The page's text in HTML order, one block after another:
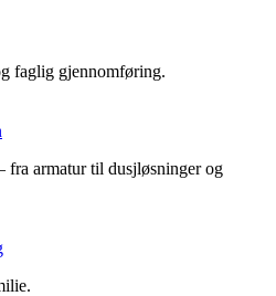
faglig gjennomføring.
fra armatur til dusjløsninger og